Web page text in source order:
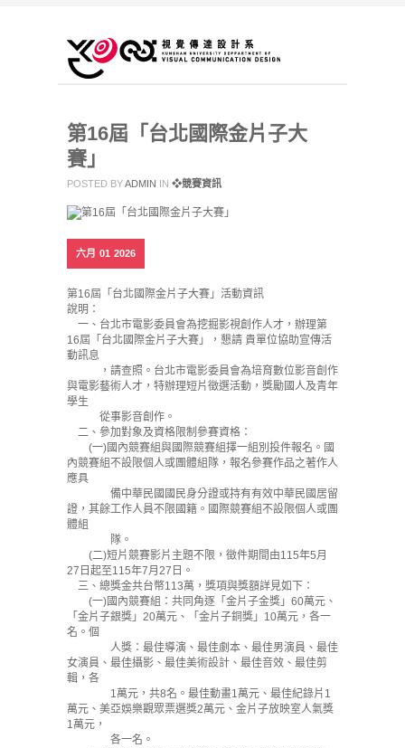
第16屆「台北國際金片子大
賽」
POSTED BYADMIN IN ❖競賽資訊
六月 01 2026
第16屆「台北國際金片子大賽」活動資訊
說明：
一、台北市電影委員會為挖掘影視創作人才，辦理第
16屆「台北國際金片子大賽」，懇請 貴單位協助宣傳活
動訊息
，請查照。台北市電影委員會為培育數位影音創作
與電影藝術人才，特辦理短片徵選活動，獎勵國人及青年
學生
從事影音創作。
二、參加對象及資格限制參賽資格：
(一)國內競賽組與國際競賽組擇一組別投件報名。國
內競賽組不設限個人或團體組隊，報名參賽作品之著作人
應具
備中華民國國民身分證或持有有效中華民國居留
證，其餘工作人員不限國籍。國際競賽組不設限個人或團
體組
隊。
(二)短片競賽影片主題不限，徵件期間由115年5月
27日起至115年7月27日。
三、總獎金共台幣113萬，獎項與獎額詳見如下：
(一)國內競賽組：共同角逐「金片子金獎」60萬元、
「金片子銀獎」20萬元、「金片子銅獎」10萬元，各一
名。個
人獎：最佳導演、最佳劇本、最佳男演員、最佳
女演員、最佳攝影、最佳美術設計、最佳音效、最佳剪
輯，各
1萬元，共8名。最佳動畫1萬元、最佳紀錄片1
萬元、美亞娛樂觀眾票選獎2萬元、金片子放映室人氣獎
1萬元，
各一名。